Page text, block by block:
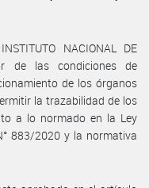
NACIONAL DE
de las condiciones de
de los órganos
la trazabilidad de los
a lo normado en la Ley
883/2020 y la normativa